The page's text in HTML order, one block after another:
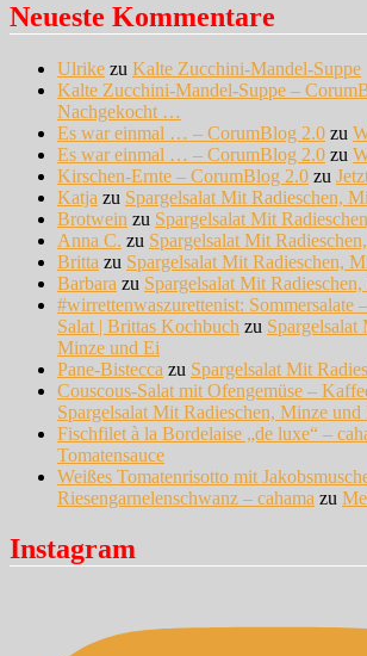
Neueste Kommentare
Ulrike zu Kalte Zucchini-Mandel-Suppe
Kalte Zucchini-Mandel-Suppe –
Nachgekocht …
Es war einmal … – CorumBlog 2.0 zu
Es war einmal … – CorumBlog 2.0 zu
Kirschen-Ernte – CorumBlog 2.0 zu
Katja zu Spargelsalat Mit Radieschen,
Brotwein zu Spargelsalat Mit
Anna C. zu Spargelsalat Mit
Britta zu Spargelsalat Mit Radieschen,
Barbara zu Spargelsalat Mit
#wirrettenwaszurettenist: Sommersalate
Salat | Brittas Kochbuch zu Spargelsalat
Minze und Ei
Pane-Bistecca zu Spargelsalat Mit
Couscous-Salat mit Ofengemüse –
Spargelsalat Mit Radieschen, Minze und
Fischfilet à la Bordelaise „de luxe“ –
Tomatensauce
Weißes Tomatenrisotto mit
Riesengarnelenschwanz – cahama zu
Instagram